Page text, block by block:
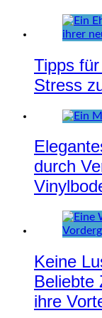
Tipps
Stress
durch
Keine
Beliebte
ihre